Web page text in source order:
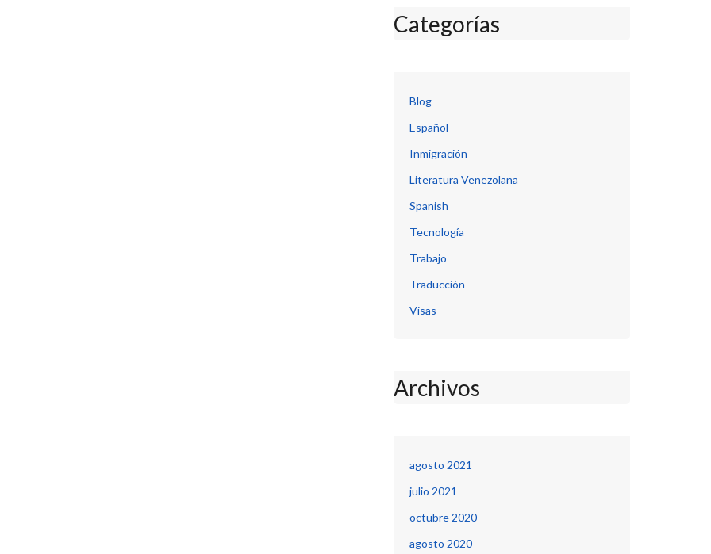
Categorías
Blog
Español
Inmigración
Literatura Venezolana
Spanish
Tecnología
Trabajo
Traducción
Visas
Archivos
agosto 2021
julio 2021
octubre 2020
agosto 2020